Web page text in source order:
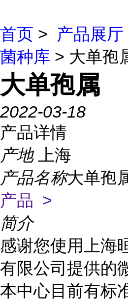
首页 > 产品展厅
菌种库 > 大单孢
大单孢属
2022-03-18
产品详情
产地
上海
产品名称大单孢
产品 >
简介
感谢您使用上海
有限公司提供的
本中心目前有标